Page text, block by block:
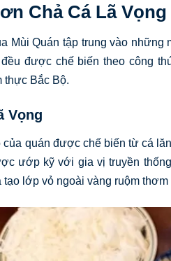
Chả Cá Lã Vọng
Mùi Quán tập trung vào những
được chế biến theo công
thực Bắc Bộ.
Vọng
của quán được chế biến từ cá
ướp kỹ với gia vị truyền
tạo lớp vỏ ngoài vàng ruộm thơm